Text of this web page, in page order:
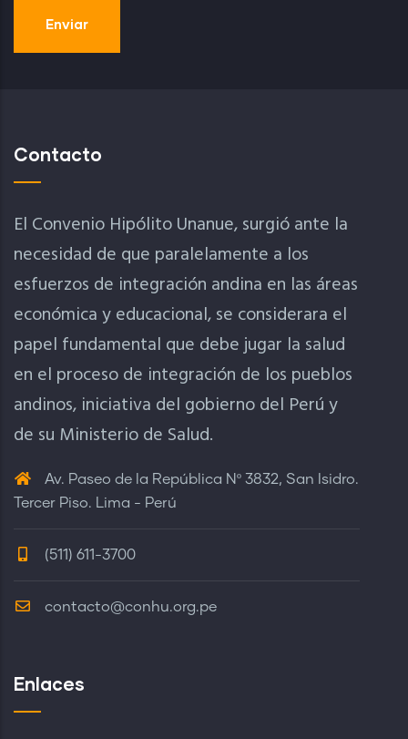
Contacto
El Convenio Hipólito Unanue, surgió ante la
necesidad de que paralelamente a los
esfuerzos de integración andina en las áreas
económica y educacional, se considerara el
papel fundamental que debe jugar la salud
en el proceso de integración de los pueblos
andinos, iniciativa del gobierno del Perú y
de su Ministerio de Salud.
Av. Paseo de la República Nº 3832, San Isidro.
Tercer Piso. Lima - Perú
(511) 611-3700
contacto@conhu.org.pe
Enlaces